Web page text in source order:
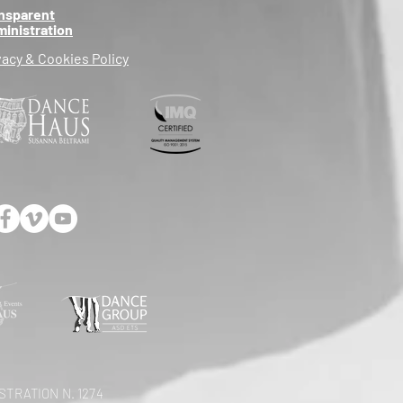
& Cookies Policy
N. 1274